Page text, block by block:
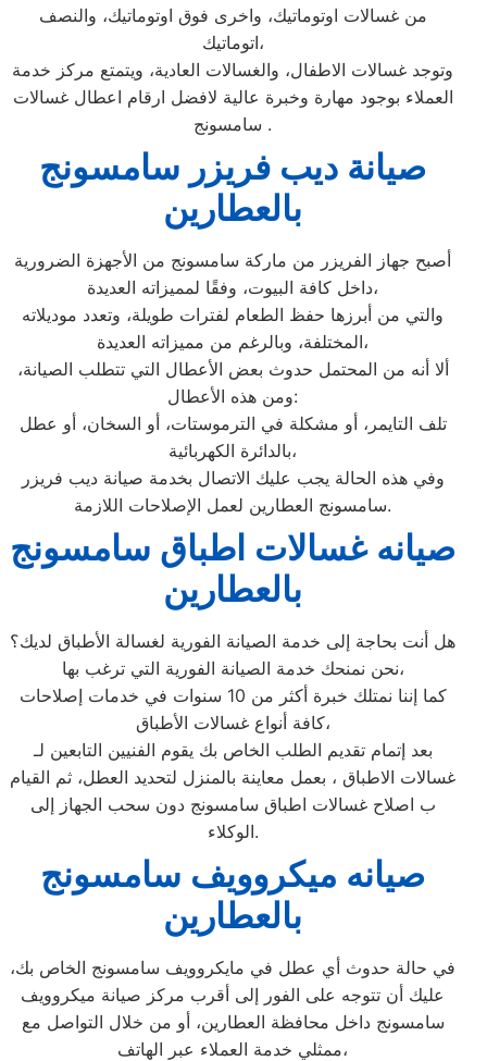
من غسالات اوتوماتيك، واخرى فوق اوتوماتيك، والنصف
اتوماتيك،
وتوجد غسالات الاطفال، والغسالات العادية، ويتمتع مركز خدمة
العملاء بوجود مهارة وخبرة عالية لافضل ارقام اعطال غسالات
سامسونج .
صيانة ديب فريزر سامسونج
بالعطارين
أصبح جهاز الفريزر من ماركة سامسونج من الأجهزة الضرورية
داخل كافة البيوت، وفقًا لمميزاته العديدة،
والتي من أبرزها حفظ الطعام لفترات طويلة، وتعدد موديلاته
المختلفة، وبالرغم من مميزاته العديدة،
ألا أنه من المحتمل حدوث بعض الأعطال التي تتطلب الصيانة،
ومن هذه الأعطال:
تلف التايمر، أو مشكلة في الترموستات، أو السخان، أو عطل
بالدائرة الكهربائية،
وفي هذه الحالة يجب عليك الاتصال بخدمة صيانة ديب فريزر
سامسونج العطارين لعمل الإصلاحات اللازمة.
صيانه غسالات اطباق سامسونج
بالعطارين
هل أنت بحاجة إلى خدمة الصيانة الفورية لغسالة الأطباق لديك؟
نحن نمنحك خدمة الصيانة الفورية التي ترغب بها،
كما إننا نمتلك خبرة أكثر من 10 سنوات في خدمات إصلاحات
كافة أنواع غسالات الأطباق،
بعد إتمام تقديم الطلب الخاص بك يقوم الفنيين التابعين لـ
غسالات الاطباق ، بعمل معاينة بالمنزل لتحديد العطل، ثم القيام
ب اصلاح غسالات اطباق سامسونج دون سحب الجهاز إلى
الوكلاء.
صيانه ميكروويف سامسونج
بالعطارين
في حالة حدوث أي عطل في مايكروويف سامسونج الخاص بك،
عليك أن تتوجه على الفور إلى أقرب مركز صيانة ميكروويف
سامسونج داخل محافظة العطارين، أو من خلال التواصل مع
ممثلي خدمة العملاء عبر الهاتف،